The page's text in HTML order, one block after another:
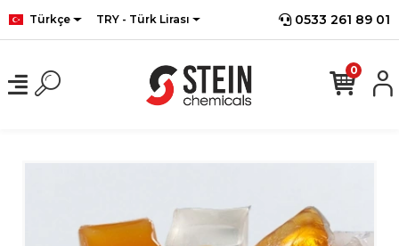
Türkçe TRY - Türk Lirası 0533 261 89 01
0